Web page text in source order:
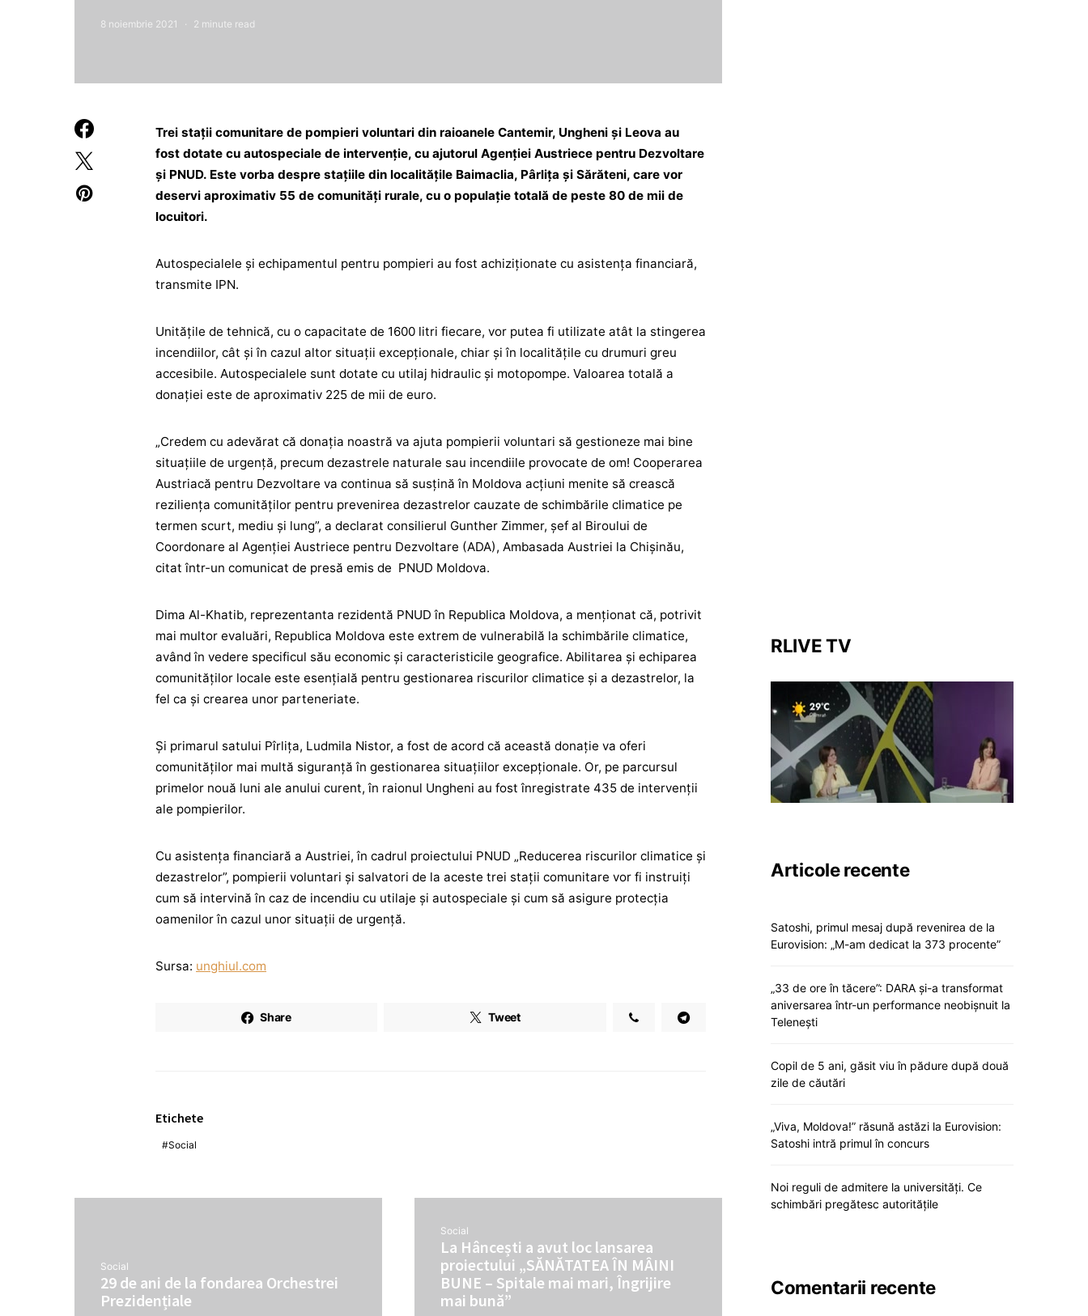
8 noiembrie 2021 2 minute read
Trei stații comunitare de pompieri voluntari din raioanele Cantemir, Ungheni și Leova au
fost dotate cu autospeciale de intervenție, cu ajutorul Agenției Austriece pentru Dezvoltare
și PNUD. Este vorba despre stațiile din localitățile Baimaclia, Pârlița și Sărăteni, care vor
deservi aproximativ 55 de comunități rurale, cu o populație totală de peste 80 de mii de
locuitori.
Autospecialele și echipamentul pentru pompieri au fost achiziționate cu asistența financiară,
transmite IPN.
Unitățile de tehnică, cu o capacitate de 1600 litri fiecare, vor putea fi utilizate atât la stingerea
incendiilor, cât și în cazul altor situații excepționale, chiar și în localitățile cu drumuri greu
accesibile. Autospecialele sunt dotate cu utilaj hidraulic și motopompe. Valoarea totală a
donației este de aproximativ 225 de mii de euro.
„Credem cu adevărat că donația noastră va ajuta pompierii voluntari să gestioneze mai bine
situațiile de urgență, precum dezastrele naturale sau incendiile provocate de om! Cooperarea
Austriacă pentru Dezvoltare va continua să susțină în Moldova acțiuni menite să crească
reziliența comunităților pentru prevenirea dezastrelor cauzate de schimbările climatice pe
termen scurt, mediu și lung”, a declarat consilierul Gunther Zimmer, șef al Biroului de
Coordonare al Agenției Austriece pentru Dezvoltare (ADA), Ambasada Austriei la Chișinău,
citat într-un comunicat de presă emis de PNUD Moldova.
Dima Al-Khatib, reprezentanta rezidentă PNUD în Republica Moldova, a menționat că, potrivit
mai multor evaluări, Republica Moldova este extrem de vulnerabilă la schimbările climatice,
având în vedere specificul său economic și caracteristicile geografice. Abilitarea și echiparea
comunităților locale este esențială pentru gestionarea riscurilor climatice și a dezastrelor, la
fel ca și crearea unor parteneriate.
Și primarul satului Pîrlița, Ludmila Nistor, a fost de acord că această donație va oferi
comunităților mai multă siguranță în gestionarea situațiilor excepționale. Or, pe parcursul
primelor nouă luni ale anului curent, în raionul Ungheni au fost înregistrate 435 de intervenții
ale pompierilor.
Cu asistența financiară a Austriei, în cadrul proiectului PNUD „Reducerea riscurilor climatice și
dezastrelor”, pompierii voluntari și salvatori de la aceste trei stații comunitare vor fi instruiți
cum să intervină în caz de incendiu cu utilaje și autospeciale și cum să asigure protecția
oamenilor în cazul unor situații de urgență.
Sursa: unghiul.com
Share Tweet
Etichete
Social
Social
29 de ani de la fondarea Orchestrei
Prezidențiale
Social
La Hâncești a avut loc lansarea
proiectului „SĂNĂTATEA ÎN MÂINI
BUNE – Spitale mai mari, Îngrijire
mai bună”
RLIVE TV
Articole recente
Satoshi, primul mesaj după revenirea de la
Eurovision: „M-am dedicat la 373 procente”
„33 de ore în tăcere”: DARA și-a transformat
aniversarea într-un performance neobișnuit la
Telenești
Copil de 5 ani, găsit viu în pădure după două
zile de căutări
„Viva, Moldova!” răsună astăzi la Eurovision:
Satoshi intră primul în concurs
Noi reguli de admitere la universități. Ce
schimbări pregătesc autoritățile
Comentarii recente